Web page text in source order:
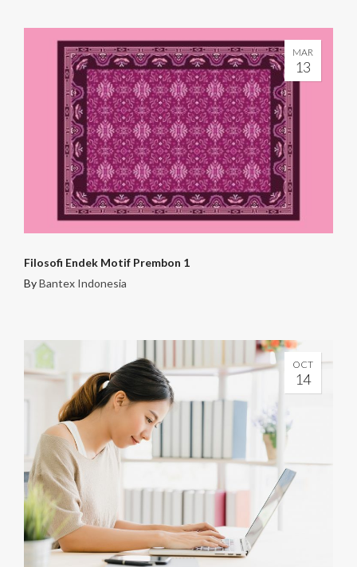
MAR
13
Filosofi Endek Motif Prembon 1
ByBantex Indonesia
OCT
14